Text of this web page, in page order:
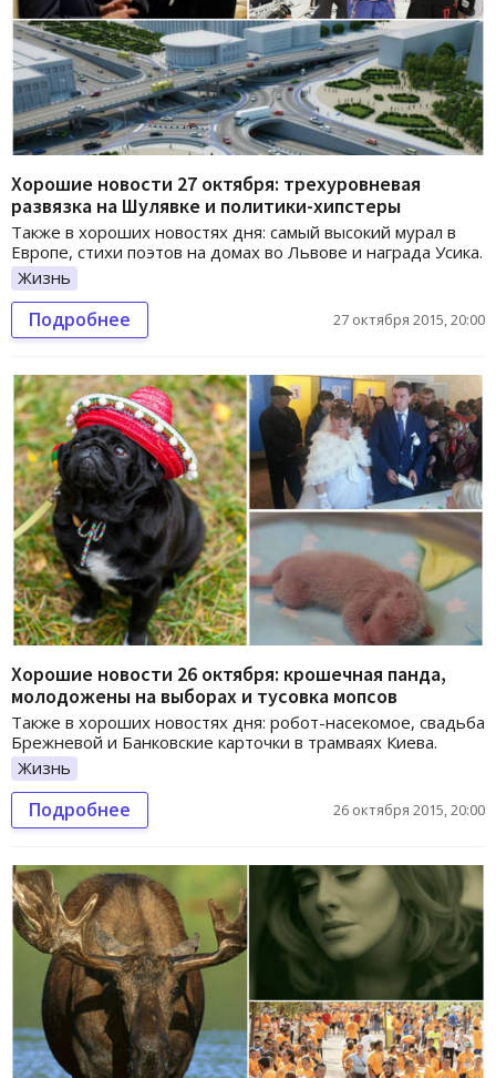
Хорошие новости 27 октября: трехуровневая
развязка на Шулявке и политики-хипстеры
Также в хороших новостях дня: самый высокий мурал в
Европе, стихи поэтов на домах во Львове и награда Усика.
Жизнь
Подробнее 27 октября 2015, 20:00
Хорошие новости 26 октября: крошечная панда,
молодожены на выборах и тусовка мопсов
Также в хороших новостях дня: робот-насекомое, свадьба
Брежневой и Банковские карточки в трамваях Киева.
Жизнь
Подробнее 26 октября 2015, 20:00